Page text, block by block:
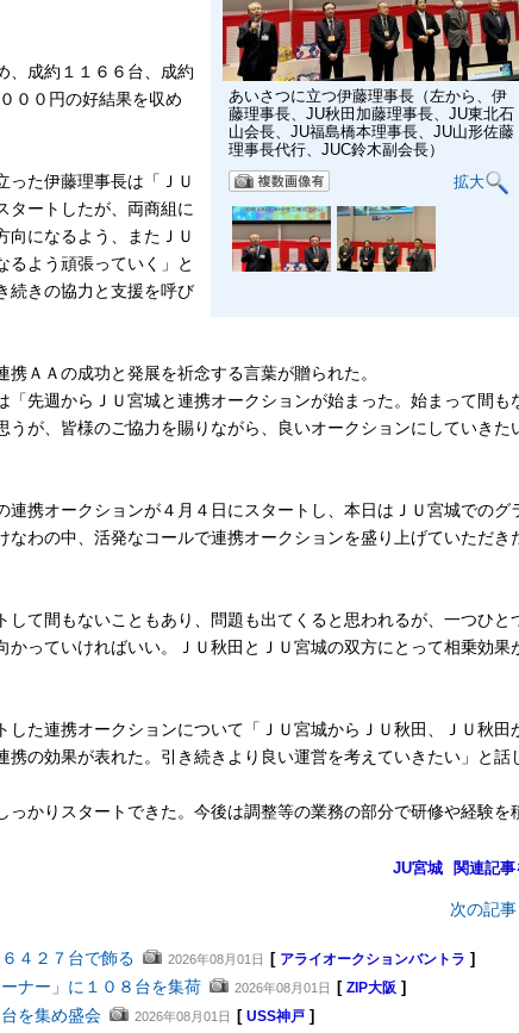
あいさつに立つ伊藤理事長（左から、伊
藤理事長、JU秋田加藤理事長、JU東北石
山会長、JU福島橋本理事長、JU山形佐藤
理事長代行、JUC鈴木副会長）
拡大
成約１１６６台、成約
００円の好結果を収め
た伊藤理事長は「ＪＵ
タートしたが、両商組に
向になるよう、またＪＵ
るよう頑張っていく」と
続きの協力と支援を呼び
ＡＡの成功と発展を祈念する言葉が贈られた。
先週からＪＵ宮城と連携オークションが始まった。始まって間も
うが、皆様のご協力を賜りながら、良いオークションにしていきた
携オークションが４月４日にスタートし、本日はＪＵ宮城でのグ
わの中、活発なコールで連携オークションを盛り上げていただき
て間もないこともあり、問題も出てくると思われるが、一つひと
かっていければいい。ＪＵ秋田とＪＵ宮城の双方にとって相乗効果
た連携オークションについて「ＪＵ宮城からＪＵ秋田、ＪＵ秋田
携の効果が表れた。引き続きより良い運営を考えていきたい」と話
かりスタートできた。今後は調整等の業務の部分で研修や経験を
JU宮城 関連記
次の記事
４２７台で飾る 2026年08月01日 [ アライオークションバントラ ]
ナー」に１０８台を集荷 2026年08月01日 [ ZIP大阪 ]
を集め盛会 2026年08月01日 [ USS神戸 ]